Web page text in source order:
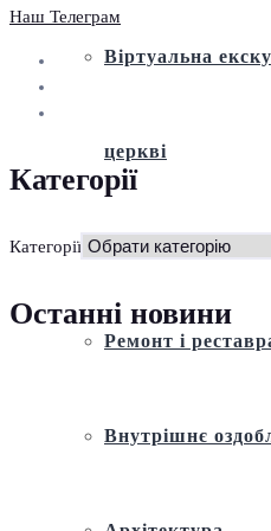
Віртуальна
церкві
Історія
Ремонт і
Внутрішнє
Наш Телеграм
Категорії
Категорії
Останні новини